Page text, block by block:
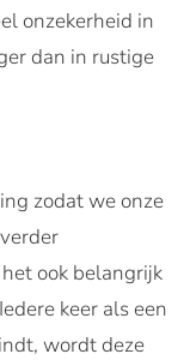
onzekerheid in
dan in rustige
zodat we onze
ook belangrijk
keer als een
wordt deze